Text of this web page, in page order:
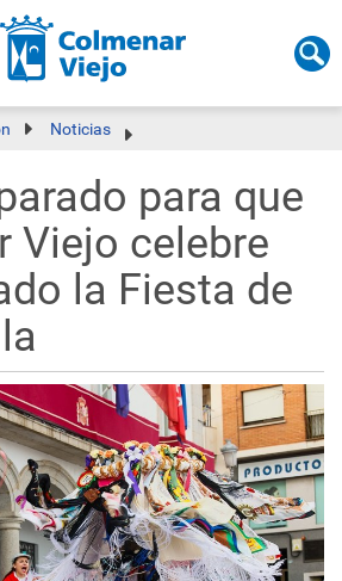
Noticias
para que
Viejo celebre
la Fiesta de